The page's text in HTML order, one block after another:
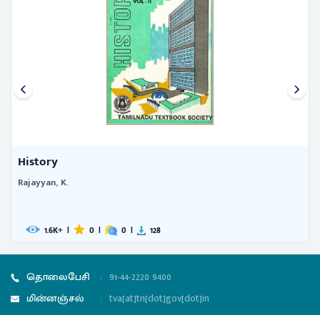
History
Rajayyan, K.
1.6K+ | 0 | 0 | 128
தொலைபேசி : 91-44-2220 9400
மின்னஞ்சல்
: tva[at]tn[dot]gov[dot]in